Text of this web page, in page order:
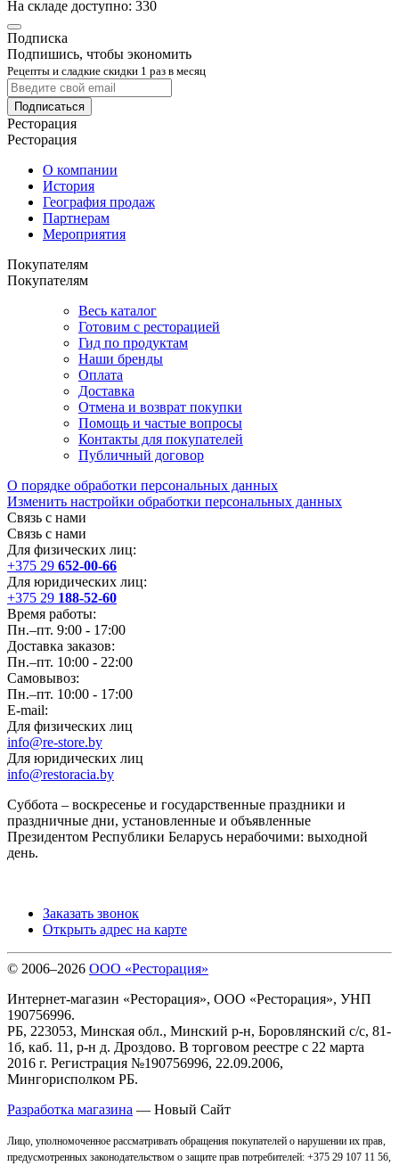
На складе доступно: 330
Подписка
Подпишись, чтобы экономить
Рецепты и сладкие скидки 1 раз в месяц
Подписаться
Ресторация
Ресторация
О компании
История
География продаж
Партнерам
Мероприятия
Покупателям
Покупателям
Весь каталог
Готовим с ресторацией
Гид по продуктам
Наши бренды
Оплата
Доставка
Отмена и возврат покупки
Помощь и частые вопросы
Контакты для покупателей
Публичный договор
О порядке обработки персональных данных
Изменить настройки обработки персональных данных
Связь с нами
Связь с нами
Для физических лиц:
+375 29 652-00-66
Для юридических лиц:
+375 29 188-52-60
Время работы:
Пн.–пт. 9:00 - 17:00
Доставка заказов:
Пн.–пт. 10:00 - 22:00
Самовывоз:
Пн.–пт. 10:00 - 17:00
E-mail:
Для физических лиц
info@re-store.by
Для юридических лиц
info@restoracia.by
Суббота – воскресенье и государственные праздники и
праздничные дни, установленные и объявленные
Президентом Республики Беларусь нерабочими: выходной
день.
Заказать звонок
Открыть адрес на карте
© 2006–2026 ООО «Ресторация»
Интернет-магазин «Ресторация», ООО «Ресторация», УНП
190756996.
РБ, 223053, Минская обл., Минский р-н, Боровлянский с/с, 81-
1б, каб. 11, р-н д. Дроздово. В торговом реестре с 22 марта
2016 г. Регистрация №190756996, 22.09.2006,
Мингорисполком РБ.
Разработка магазина — Новый Сайт
Лицо, уполномоченное рассматривать обращения покупателей о нарушении их прав,
предусмотренных законодательством о защите прав потребителей: +375 29 107 11 56,